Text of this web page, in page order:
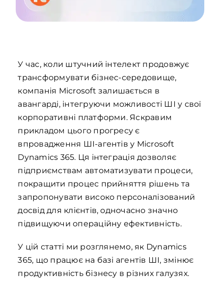
У час, коли штучний інтелект продовжує
трансформувати бізнес-середовище,
компанія Microsoft залишається в
авангарді, інтегруючи можливості ШІ у свої
корпоративні платформи. Яскравим
прикладом цього прогресу є
впровадження ШІ-агентів у Microsoft
Dynamics 365. Ця інтеграція дозволяє
підприємствам автоматизувати процеси,
покращити процес прийняття рішень та
запропонувати високо персоналізований
досвід для клієнтів, одночасно значно
підвищуючи операційну ефективність.
У цій статті ми розглянемо, як Dynamics
365, що працює на базі агентів ШІ, змінює
продуктивність бізнесу в різних галузях.